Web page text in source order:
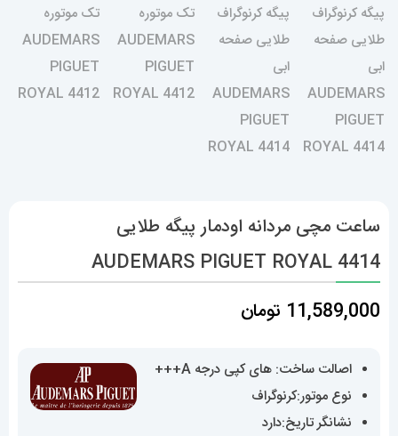
ساعت مچی مردانه اودمار پیگه طلایی
AUDEMARS PIGUET ROYAL 4414
11,589,000 تومان
اصالت ساخت: های کپی درجه A+++
نوع موتور:کرنوگراف
نشانگر تاریخ:دارد